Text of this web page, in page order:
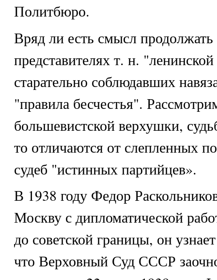
Политбюро.
Вряд ли есть смысл продолжать
представителях т. н.
старательно соблюдавших
"правила бесчестья".
большевистской верхушки,
то отличаются от слепленных
судеб "истинных партийцев».
В 1938 году Федор
Москву с дипломатической
до советской границы, он
что Верховный Суд СССР